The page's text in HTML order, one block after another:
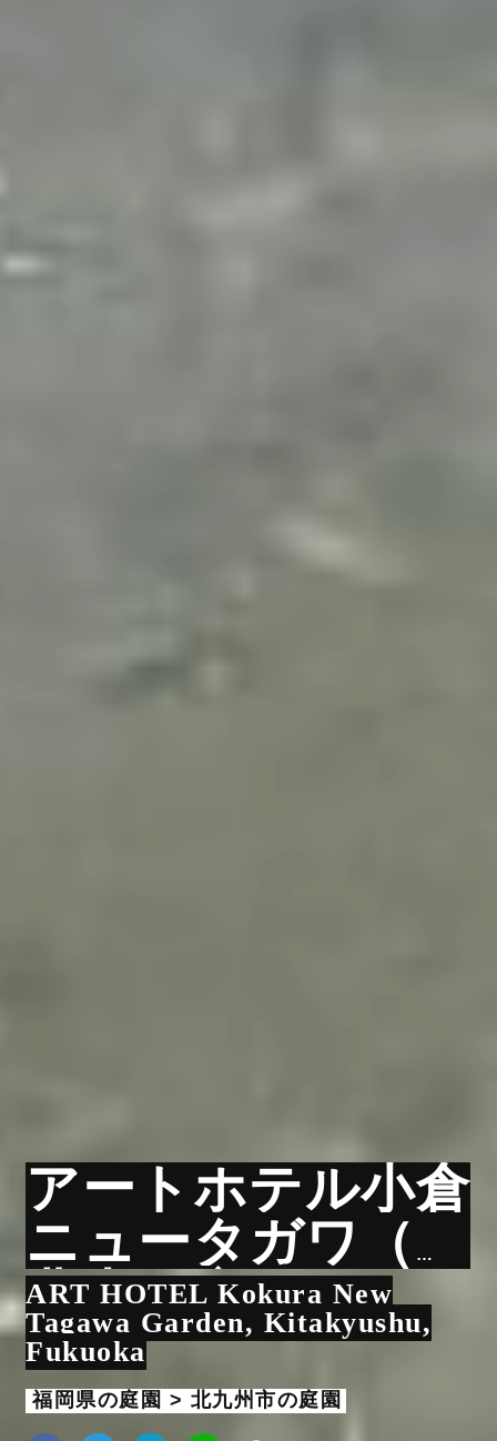
アートホテル小倉
ニュータガワ（旧
豊山閣庭園）
ART HOTEL Kokura New
Tagawa Garden, Kitakyushu,
Fukuoka
福岡県の庭園 > 北九州市の庭園